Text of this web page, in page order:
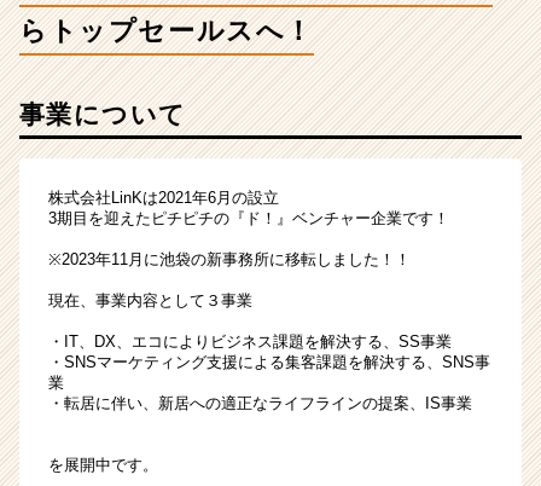
1
ら
ッ
プ
ー
ル
へ！
|
ベ
らトップセールスへ！
事業について
株式会社LinKは2021年6月の設立
3期目を迎えたピチピチの『ド！』ベンチャー企業です！
※2023年11月に池袋の新事務所に移転しました！！
現在、事業内容として３事業
・IT、DX、エコによりビジネス課題を解決する、SS事業
・SNSマーケティング支援による集客課題を解決する、SNS事
業
・転居に伴い、新居への適正なライフラインの提案、IS事業
を展開中です。